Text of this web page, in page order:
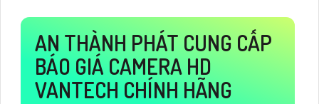
AN THÀNH PHÁT CUNG CẤP
BÁO GIÁ CAMERA HD
VANTECH CHÍNH HÃNG